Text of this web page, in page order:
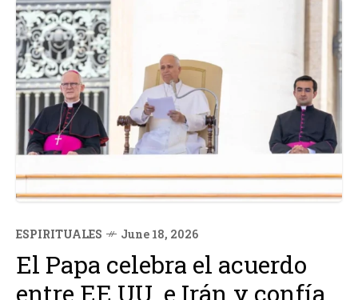
ESPIRITUALES June 18, 2026
El Papa celebra el acuerdo
entre EE.UU. e Irán y confía